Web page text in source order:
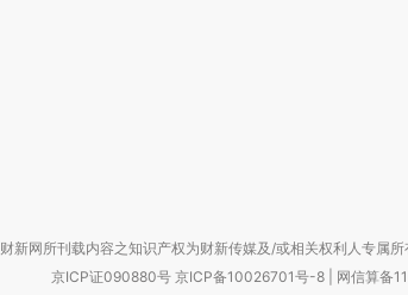
财新网所刊载内容之知识产权为财新传媒及/或相关权利人专属
京ICP证090880号 京ICP备10026701号-8 网信算备